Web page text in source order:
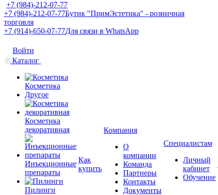
+7 (984)-212-07-77
+7 (984)-212-07-77Бутик "ПримЭстетика" - розничная
торговля
+7 (914)-650-07-77Для связи в WhatsApp
Войти
Каталог
Косметика
Другое
Косметика
декоративная
Инъекционные
препараты
Пилинги
Как
купить
Компания
О
компании
Команда
Партнеры
Контакты
Документы
Специалистам
Личный
кабинет
Обучение